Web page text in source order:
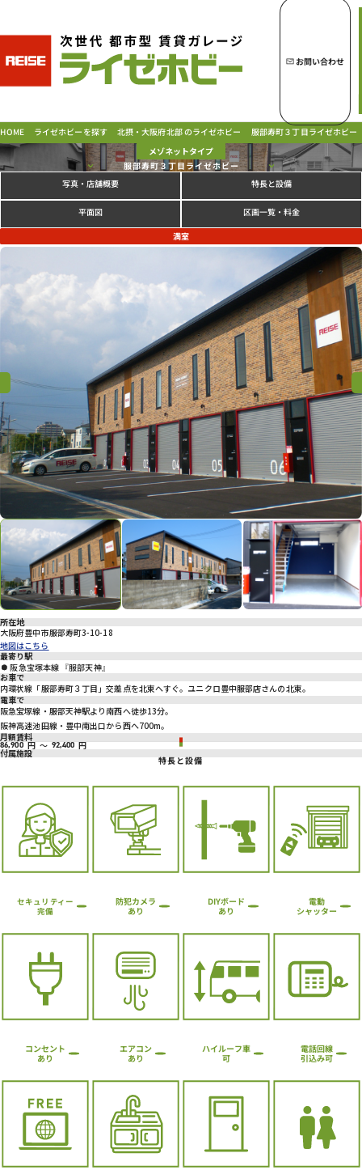
ライゼホビーの魅力
ラインナップ
ご契約の流れ・お支払方法
お問い合わせ
会社概要
特定商取引法に基づく表示
プライバシーポリシー
お問い合わせ
HOME ライゼホビーを探す 北摂・大阪府北部 のライゼホビー 服部寿町３丁目ライゼホビー
メゾネットタイプ
服部寿町３丁目ライゼホビー
写真・店舗概要 特長と設備
平面図 区画一覧・料金
満室
Previous
所在地
大阪府豊中市服部寿町3-10-18
地図はこちら
最寄り駅
阪急宝塚本線 『服部天神』
お車で
内環状線「服部寿町３丁目」交差点を北東へすぐ。ユニクロ豊中服部店さんの北東。
電車で
阪急宝塚線・服部天神駅より南西へ徒歩13分。
阪神高速池田線・豊中南出口から西へ700m。
月額賃料
86,900 円 ～ 92,400 円
付属施設
特長と設備
セキュリティー
完備
防犯カメラ
あり
DIYボード
あり
電動
シャッター
コンセント
あり
エアコン
あり
ハイルーフ車
可
電話回線
引込み可